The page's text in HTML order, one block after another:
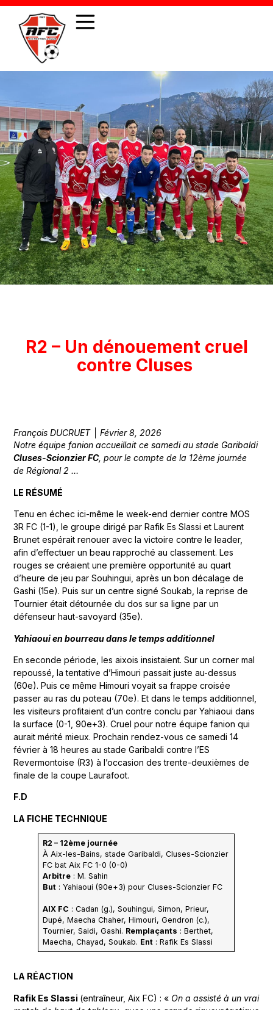
R2 – Un dénouement cruel
contre Cluses
François DUCRUET
Février 8, 2026
Notre équipe fanion accueillait ce samedi au stade Garibaldi
Cluses-Scionzier FC, pour le compte de la 12ème journée
de Régional 2 …
LE RÉSUMÉ
Tenu en échec ici-même le week-end dernier contre MOS
3R FC (1-1), le groupe dirigé par Rafik Es Slassi et Laurent
Brunet espérait renouer avec la victoire contre le leader,
afin d’effectuer un beau rapproché au classement. Les
rouges se créaient une première opportunité au quart
d’heure de jeu par Souhingui, après un bon décalage de
Gashi (15e). Puis sur un centre signé Soukab, la reprise de
Tournier était détournée du dos sur sa ligne par un
défenseur haut-savoyard (35e).
Yahiaoui en bourreau dans le temps additionnel
En seconde période, les aixois insistaient. Sur un corner mal
repoussé, la tentative d’Himouri passait juste au-dessus
(60e). Puis ce même Himouri voyait sa frappe croisée
passer au ras du poteau (70e). Et dans le temps additionnel,
les visiteurs profitaient d’un contre conclu par Yahiaoui dans
la surface (0-1, 90e+3). Cruel pour notre équipe fanion qui
aurait mérité mieux. Prochain rendez-vous ce samedi 14
février à 18 heures au stade Garibaldi contre l’ES
Revermontoise (R3) à l’occasion des trente-deuxièmes de
finale de la coupe Laurafoot.
F.D
LA FICHE TECHNIQUE
R2 – 12ème journée
À Aix-les-Bains, stade Garibaldi, Cluses-Scionzier
FC bat Aix FC 1-0 (0-0)
Arbitre: M. Sahin
But: Yahiaoui (90e+3) pour Cluses-Scionzier FC
AIX FC : Cadan (g.), Souhingui, Simon, Prieur,
Dupé, Maecha Chaher, Himouri, Gendron (c.),
Tournier, Saidi, Gashi. Remplaçants : Berthet,
Maecha, Chayad, Soukab. Ent: Rafik Es Slassi
LA RÉACTION
Rafik Es Slassi (entraîneur, Aix FC) : « On a assisté à un vrai